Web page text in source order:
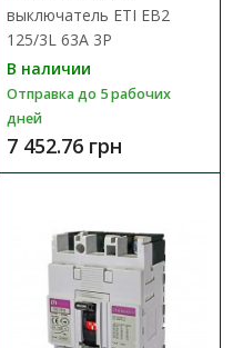
выключатель ETI EB2
125/3L 63A 3P
В наличии
Отправка до 5 рабочих
дней
7 452.76 грн